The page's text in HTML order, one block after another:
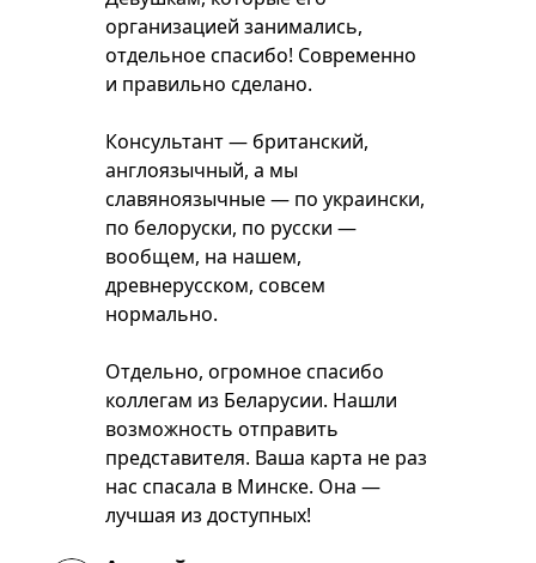
организацией занимались,
отдельное спасибо! Современно
и правильно сделано.
Консультант — британский,
англоязычный, а мы
славяноязычные — по украински,
по белоруски, по русски —
вообщем, на нашем,
древнерусском, совсем
нормально.
Отдельно, огромное спасибо
коллегам из Беларусии. Нашли
возможность отправить
представителя. Ваша карта не раз
нас спасала в Минске. Она —
лучшая из доступных!